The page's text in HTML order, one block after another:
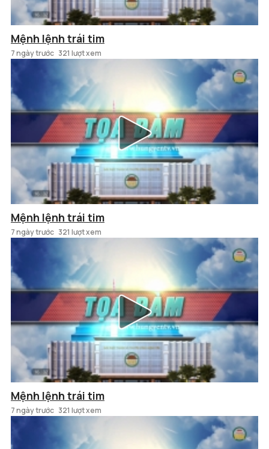
Mệnh lệnh trái tim
7 ngày trước 321 lượt xem
Mệnh lệnh trái tim
7 ngày trước 321 lượt xem
Mệnh lệnh trái tim
7 ngày trước 321 lượt xem